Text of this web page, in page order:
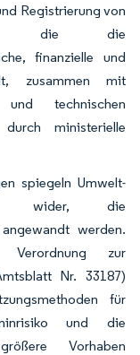
Registrierung von
die die
finanzielle und
zusammen mit
technischen
ministerielle
spiegeln Umwelt-
wider, die
werden.
zur
Nr. 33187)
für
und die
Vorhaben